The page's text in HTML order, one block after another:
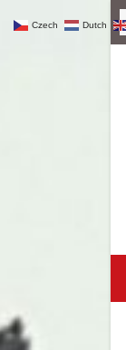
Czech Dutch